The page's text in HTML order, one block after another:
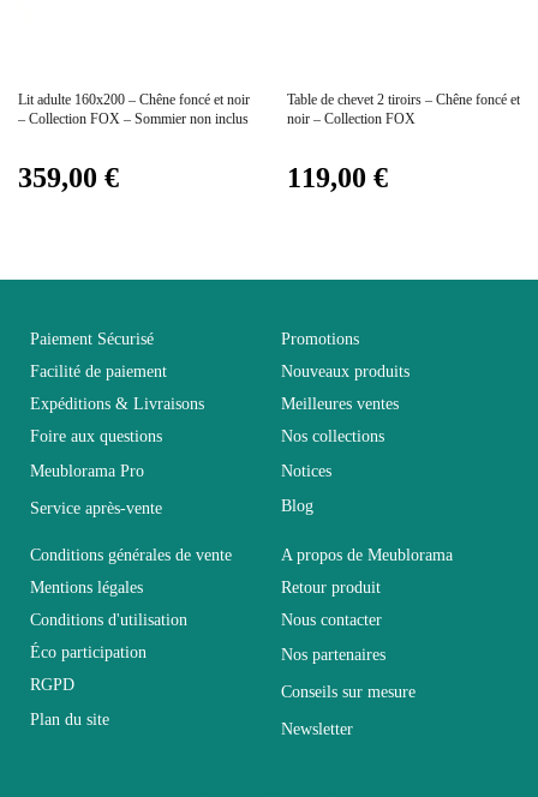
Empilable Non Empilable
Entretien
Facile d'entretien avec un
Fixe Non fixe
Garantie 2 ans
Longueur 200
Lit adulte 160x200 – Chêne foncé et noir
– Collection FOX – Sommier non inclus
359,00 €
Table de chevet 2 tiroirs – Chêne foncé et
noir – Collection FOX
119,00 €
Paiement Sécurisé
Facilité de paiement
Expéditions & Livraisons
Foire aux questions
Meublorama Pro
Service après-vente
Promotions
Nouveaux produits
Meilleures ventes
Nos collections
Notices
Blog
Conditions générales de vente
Mentions légales
Conditions d'utilisation
Éco participation
RGPD
Plan du site
A propos de Meublorama
Retour produit
Nous contacter
Nos partenaires
Conseils sur mesure
Newsletter